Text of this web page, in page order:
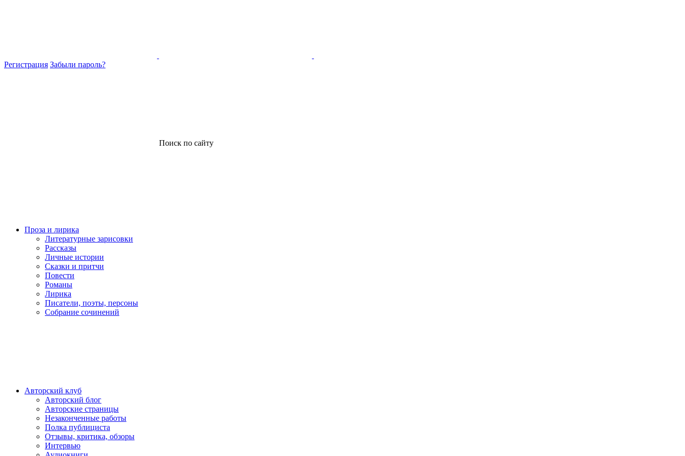
Регистрация Забыли пароль?
Поиск по сайту
Проза и лирика
Литературные зарисовки
Рассказы
Личные истории
Сказки и притчи
Повести
Романы
Лирика
Писатели, поэты, персоны
Собрание сочинений
Авторский клуб
Авторский блог
Авторские страницы
Незаконченные работы
Полка публициста
Отзывы, критика, обзоры
Интервью